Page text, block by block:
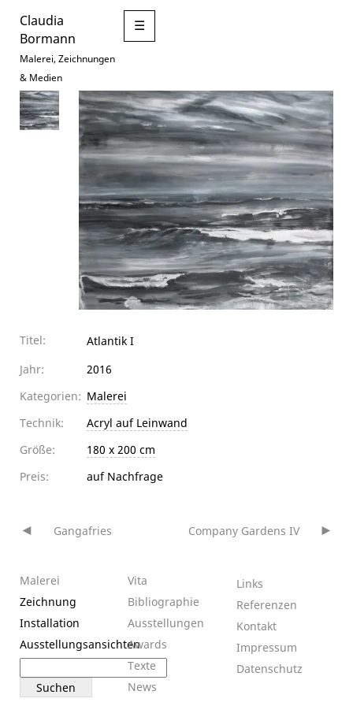
Claudia
Bormann
Malerei, Zeichnungen
& Medien
☰
Titel:
Atlantik I
Jahr:
2016
Kategorien: Malerei
Technik:
Acryl auf Leinwand
Größe:
180 x 200 cm
Preis:
auf Nachfrage
Beitragsnavigation
Gangafries Company Gardens IV
Malerei
Zeichnung
Installation
Ausstellungsansichten
nach:
Vita
Bibliographie
Ausstellungen
Awards
Texte
News
Links
Referenzen
Kontakt
Impressum
Datenschutz